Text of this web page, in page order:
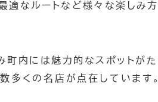
適なルートなど様々な楽しみ方
内には魅力的なスポットがた
多くの名店が点在しています